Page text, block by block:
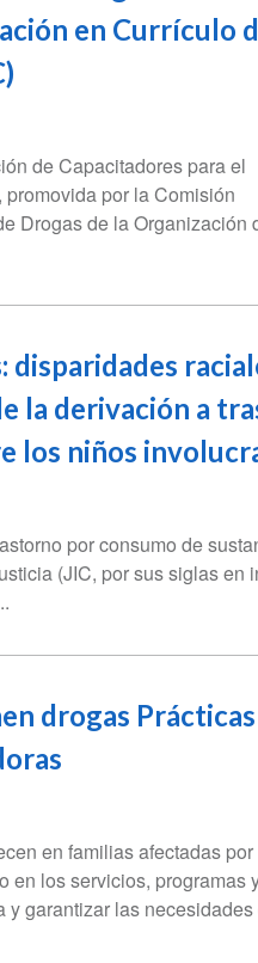
en Currículo
de Capacitadores para el
por la Comisión
Drogas de la Organización
disparidades
la derivación a
los niños
por consumo de
(JIC, por sus siglas en
drogas
en familias afectadas
en los servicios, programas
y garantizar las